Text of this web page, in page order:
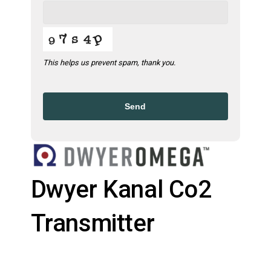
This helps us prevent spam, thank you.
Send
Dwyer Kanal Co2
Transmitter